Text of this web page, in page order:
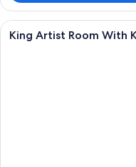
وخزنة داخل الغرفة ومكتب
King Artist Room With